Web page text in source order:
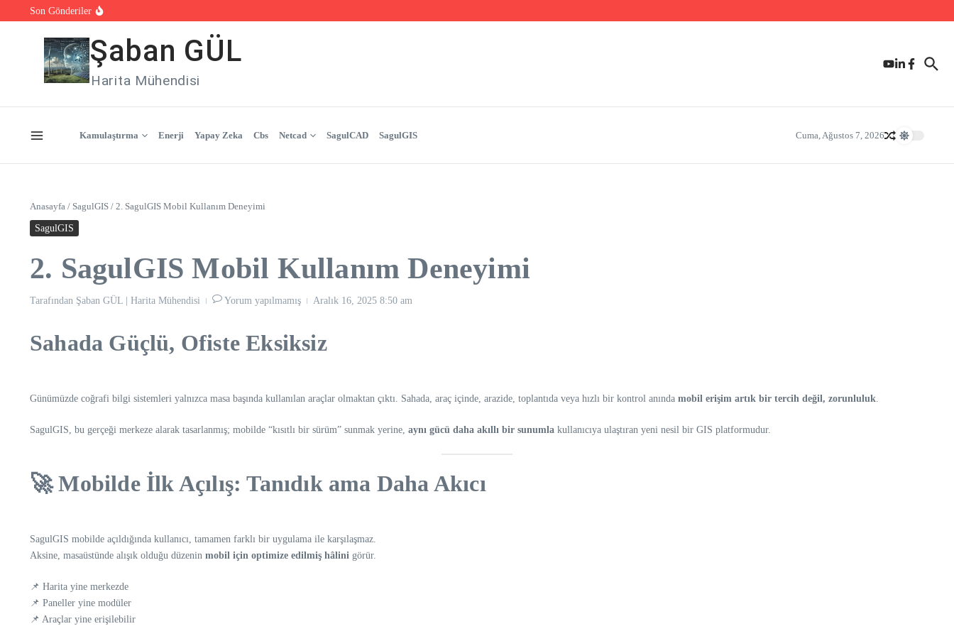
İçeriğe atlaSon Gönderiler
19.SagulGIS ile Tek Yerden Yönetim
20.Kurumsallık ve Profesyonel Yönetim İçin Çözüm: SagulGIS
Şaban GÜL
Harita Mühendisi
Kamulaştırma Enerji Yapay Zeka Cbs Netcad SagulCAD SagulGIS Cuma, Ağustos 7, 2026
Anasayfa / SagulGIS / 2. SagulGIS Mobil Kullanım Deneyimi
SagulGIS
2. SagulGIS Mobil Kullanım Deneyimi
Tarafından Şaban GÜL | Harita Mühendisi Yorum yapılmamış Aralık 16, 2025 8:50 am
Sahada Güçlü, Ofiste Eksiksiz
Günümüzde coğrafi bilgi sistemleri yalnızca masa başında kullanılan araçlar olmaktan çıktı. Sahada, araç içinde, arazide, toplantıda veya hızlı bir kontrol anında mobil erişim artık bir tercih değil, zorunluluk.
SagulGIS, bu gerçeği merkeze alarak tasarlanmış; mobilde “kısıtlı bir sürüm” sunmak yerine, aynı gücü daha akıllı bir sunumla kullanıcıya ulaştıran yeni nesil bir GIS platformudur.
🚀 Mobilde İlk Açılış: Tanıdık ama Daha Akıcı
SagulGIS mobilde açıldığında kullanıcı, tamamen farklı bir uygulama ile karşılaşmaz.
Aksine, masaüstünde alışık olduğu düzenin mobil için optimize edilmiş hâlini görür.
📌 Harita yine merkezde
📌 Paneller yine modüler
📌 Araçlar yine erişilebilir